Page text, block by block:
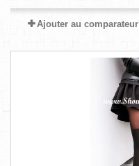
Ajouter au comparateur